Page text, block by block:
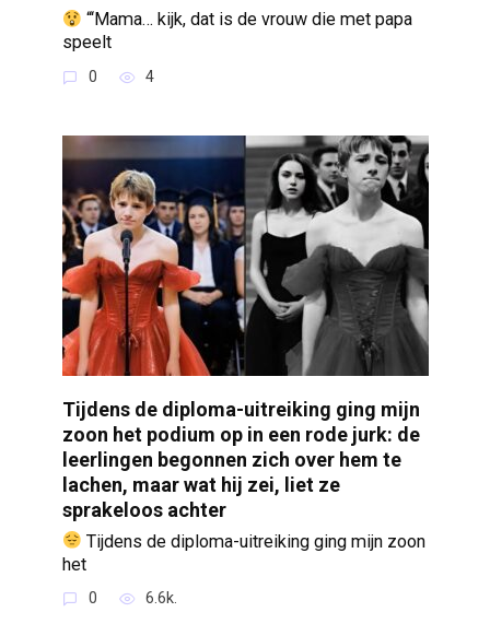
“‘Mama… kijk, dat is de vrouw die met papa
speelt
0 4
Tijdens de diploma-uitreiking ging mijn
zoon het podium op in een rode jurk: de
leerlingen begonnen zich over hem te
lachen, maar wat hij zei, liet ze
sprakeloos achter
Tijdens de diploma-uitreiking ging mijn zoon
het
0 6.6k.